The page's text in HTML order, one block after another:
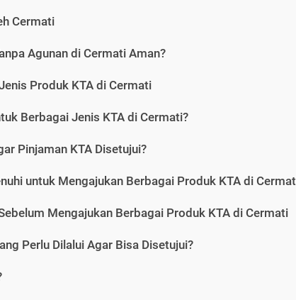
Cermati
Agunan di Cermati Aman?
Produk KTA di Cermati
Berbagai Jenis KTA di Cermati?
Pinjaman KTA Disetujui?
untuk Mengajukan Berbagai Produk KTA di
Mengajukan Berbagai Produk KTA di Cermati
Perlu Dilalui Agar Bisa Disetujui?